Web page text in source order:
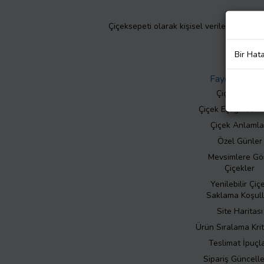
Çiçeksepeti olarak kişisel verilerinizin
Faydalı Bilgiler
Çiçek Bakımı
Çiçek Eşliğinde
Çiçek
Özel Günler
Mevsimlere
Çiçekler
Yenilebilir
Saklama
Site Haritası
Ürün Sıralama
Teslimat
Sipariş
Bir